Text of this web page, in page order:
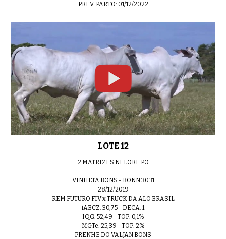
PREV. PARTO: 01/12/2022
LOTE 12
2 MATRIZES NELORE PO
VINHETA BONS - BONN 3031
28/12/2019
REM FUTURO FIV x TRUCK DA ALO BRASIL
iABCZ: 30,75 - DECA: 1
IQG: 52,49 - TOP: 0,1%
MGTe: 25,39 - TOP: 2%
PRENHE DO VALJAN BONS